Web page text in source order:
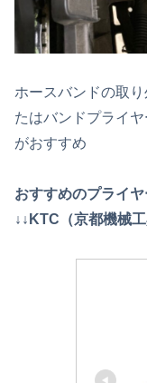
ホースバンドの取
たはバンドプライヤ
がおすすめ
おすすめのプライヤ
↓↓KTC（京都機械